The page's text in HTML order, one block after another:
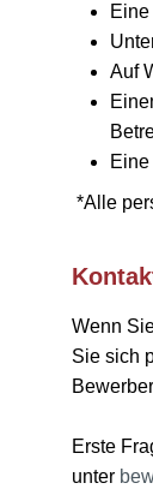
Auf
*Alle
Wenn
Sie sich
Erste
unter